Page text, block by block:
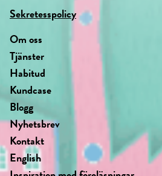
Sekretesspolicy
Om oss
Tjänster
Habitud
Kundcase
Blogg
Nyhetsbrev
Kontakt
English